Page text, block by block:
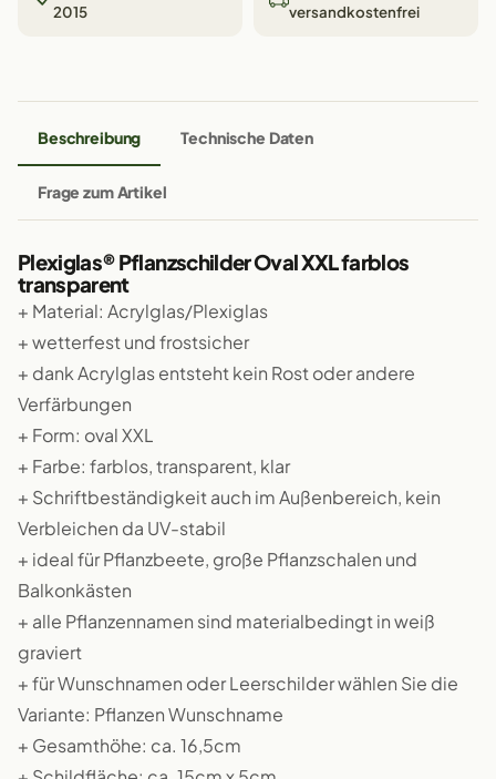
2015
versandkostenfrei
Beschreibung Technische Daten
Frage zum Artikel
Plexiglas® Pflanzschilder Oval XXL farblos
transparent
+ Material: Acrylglas/Plexiglas
+ wetterfest und frostsicher
+ dank Acrylglas entsteht kein Rost oder andere
Verfärbungen
+ Form: oval XXL
+ Farbe: farblos, transparent, klar
+ Schriftbeständigkeit auch im Außenbereich, kein
Verbleichen da UV-stabil
+ ideal für Pflanzbeete, große Pflanzschalen und
Balkonkästen
+ alle Pflanzennamen sind materialbedingt in weiß
graviert
+ für Wunschnamen oder Leerschilder wählen Sie die
Variante: Pflanzen Wunschname
+ Gesamthöhe: ca. 16,5cm